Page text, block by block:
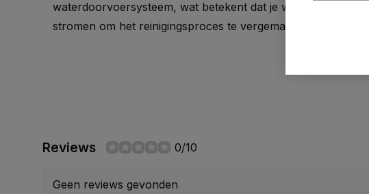
waterdoorvoersysteem, wat betekent dat je water via de
stromen om het reinigingsproces te vergemakkelijken.
Reviews 0/10
Geen reviews gevonden